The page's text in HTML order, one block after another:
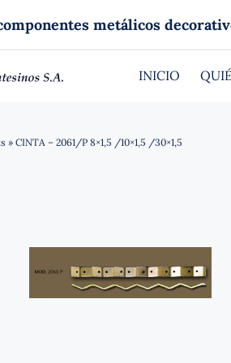
metálicos
INICIO
» CINTA – 2061/P 8×1,5 /10×1,5 /30×1,5